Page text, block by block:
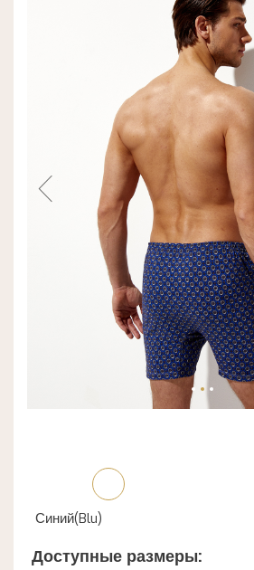
Синий(Blu)
Доступные размеры: